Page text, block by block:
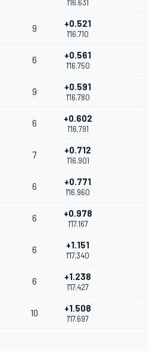
1'16.631
9 +0.521
1'16.710
6 +0.561
1'16.750
9 +0.591
1'16.780
6 +0.602
1'16.791
7 +0.712
1'16.901
6 +0.771
1'16.960
6 +0.978
1'17.167
6 +1.151
1'17.340
6 +1.238
1'17.427
10 +1.508
1'17.697